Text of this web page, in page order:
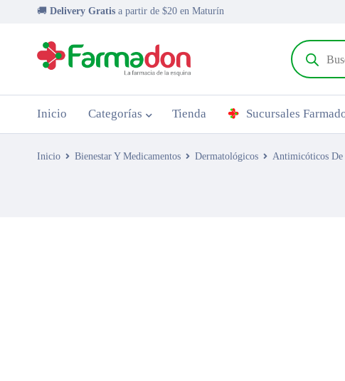
🚚 Delivery Gratis a partir de $20 en Maturín
Inicio Categorías Tienda Sucursales
Inicio Bienestar Y Medicamentos Dermatológicos Antimicóticos